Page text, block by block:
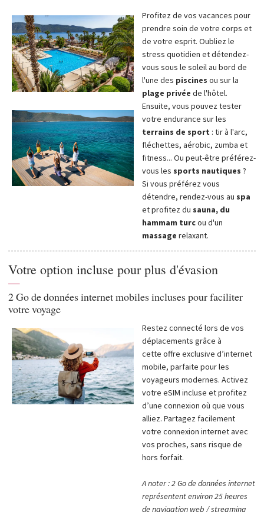
Profitez de vos vacances pour
prendre soin de votre corps et
de votre esprit. Oubliez le
stress quotidien et détendez-
vous sous le soleil au bord de
l'une des piscines ou sur la
plage privée de l'hôtel.
Ensuite, vous pouvez tester
votre endurance sur les
terrains de sport : tir à l'arc,
fléchettes, aérobic, zumba et
fitness... Ou peut-être préférez-
vous les sports nautiques ?
Si vous préférez vous
détendre, rendez-vous au spa
et profitez du sauna, du
hammam turcou d'un
massage relaxant.
Votre option incluse pour plus d'évasion
—
2 Go de données internet mobiles incluses pour faciliter
votre voyage
Restez connecté lors de vos
déplacements grâce à
cette offre exclusive d’internet
mobile, parfaite pour les
voyageurs modernes. Activez
votre eSIM incluse et profitez
d’une connexion où que vous
alliez. Partagez facilement
votre connexion internet avec
vos proches, sans risque de
hors forfait.
A noter : 2 Go de données internet
représentent environ 25 heures
de navigation web / streaming